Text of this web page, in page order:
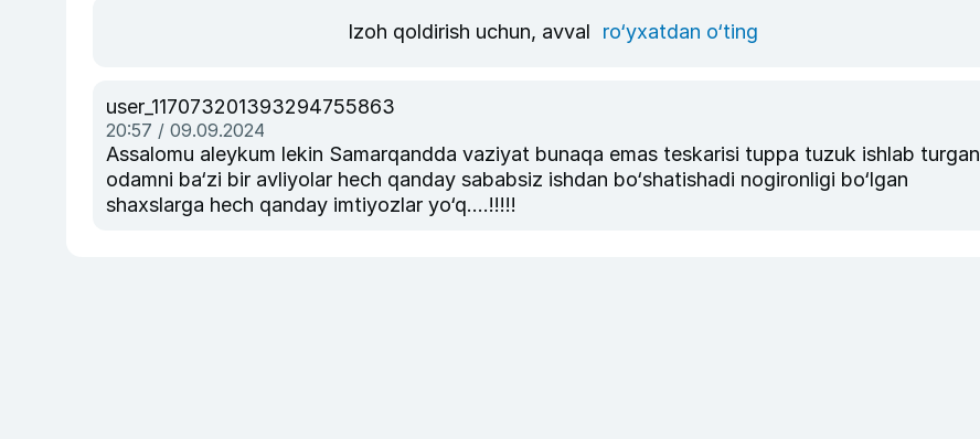
Izoh qoldirish uchun, avval ro‘yxatdan o‘ting
user_117073201393294755863
20:57 / 09.09.2024
Assalomu aleykum lekin Samarqandda vaziyat bunaqa emas teskarisi tuppa tuzuk ishlab turgan
odamni ba‘zi bir avliyolar hech qanday sababsiz ishdan bo‘shatishadi nogironligi bo‘lgan
shaxslarga hech qanday imtiyozlar yo‘q....!!!!!